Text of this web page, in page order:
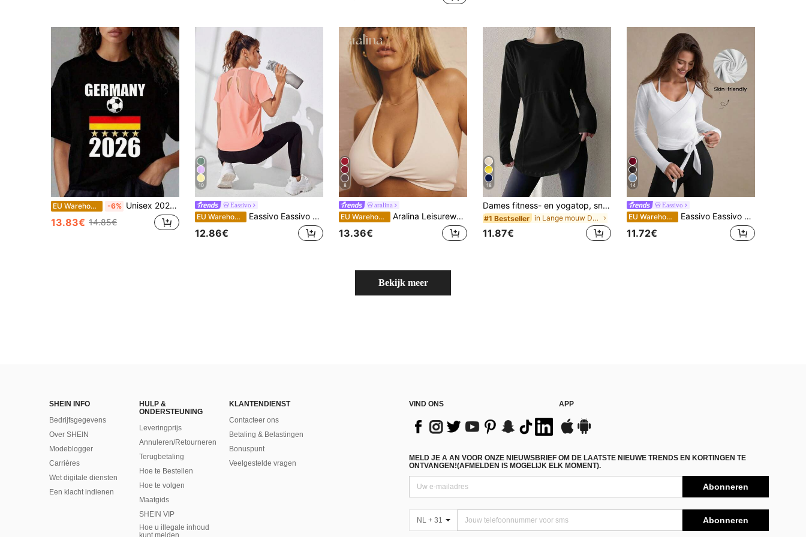
EU Warehouse -6% Unisex 2026 World Cup T-shirt, voetbalfan-T-shirt, heren-T-shirts, heren-zomerkleding, dames-T-shirts met ronde hals en korte mouwen met interessante prints. Dames voetbal-T-shirt met Duitse nationale teamsterren voor het WK 2026, zwart, geschikt voor kerstfeesten, sportactiviteiten, oudejaarsfeesten, uitstapjes, sport en andere feestelijke geschenken (220g). T-shirts met prints 100% katoen, cadeau voor sportfans. Nieuwe collectie streetwear merk kleding T-shirts voor mannen en vrouwen. Tops voor vrouwen, bijpassende outfits voor volwassenen en kinderen. Gym Y2k Sport Hombre Verano.
13.83€ 14.85€
10
Eassivo
EU Warehouse Eassivo Eassivo Dames effen casual sport T-shirt met korte mouwen voor de sportschool
12.86€
8
aralina
EU Warehouse Aralina Leisurewear Active Dames Croptop met gedraaide voorkant en halternek
13.36€
18
Dames fitness- en yogatop, sneldrogend sportshirt, geschikt voor hardlopen en fitness, elastische compressiebasislaag, zwart, lente
#1 Bestseller in Lange mouw Dames sportshirts en tanktops
11.87€
14
Eassivo
EU Warehouse Eassivo Eassivo Casual sport T-shirt met lange mouwen voor dames, lichtgewicht textuurontwerp, veelzijdig voor alle seizoenen
11.72€
Bekijk meer
SHEIN INFO
Bedrijfsgegevens
Over SHEIN
Modeblogger
Carrières
Wet digitale diensten
Een klacht indienen
HULP &
ONDERSTEUNING
Leveringprijs
Annuleren/Retourneren
Terugbetaling
Hoe te Bestellen
Hoe te volgen
Maatgids
SHEIN VIP
Hoe u illegale inhoud
KLANTENDIENST
Contacteer ons
Betaling & Belastingen
Bonuspunt
Veelgestelde vragen
VIND ONS APP
MELD JE A AN VOOR ONZE NIEUWSBRIEF OM DE LAATSTE NIEUWE TRENDS EN KORTINGEN TE
ONTVANGEN!(AFMELDEN IS MOGELIJK ELK MOMENT).
Abonneren
NL + 31 Abonneren